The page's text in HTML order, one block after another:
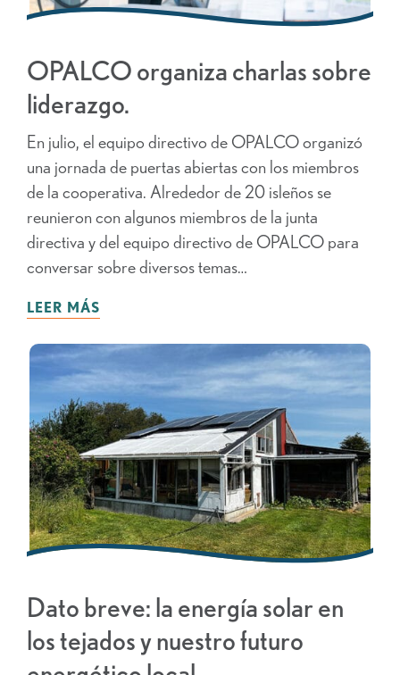
OPALCO organiza charlas sobre
liderazgo.
En julio, el equipo directivo de OPALCO organizó
una jornada de puertas abiertas con los miembros
de la cooperativa. Alrededor de 20 isleños se
reunieron con algunos miembros de la junta
directiva y del equipo directivo de OPALCO para
conversar sobre diversos temas…
LEER MÁS
Dato breve: la energía solar en
los tejados y nuestro futuro